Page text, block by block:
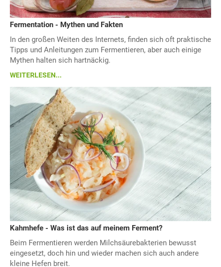
Fermentation - Mythen und Fakten
In den großen Weiten des Internets, finden sich oft praktische
Tipps und Anleitungen zum Fermentieren, aber auch einige
Mythen halten sich hartnäckig.
WEITERLESEN...
Kahmhefe - Was ist das auf meinem Ferment?
Beim Fermentieren werden Milchsäurebakterien bewusst
eingesetzt, doch hin und wieder machen sich auch andere
kleine Hefen breit.